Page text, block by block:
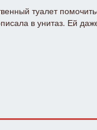
туалет
в унитаз. Ей